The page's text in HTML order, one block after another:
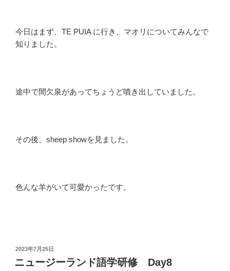
今日はまず、TE PUIA に行き、マオリについてみんなで
知りました。
途中で間欠泉があってちょうど噴き出していました。
その後、sheep showを見ました。
色んな羊がいて可愛かったです。
投
稿
日:
2023年7月25日
ニュージーランド語学研修 Day8